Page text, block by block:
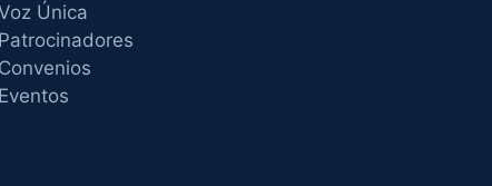
Única
Patrocinadores
Convenios
Eventos